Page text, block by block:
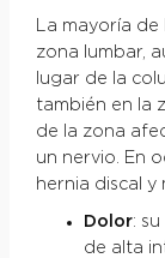
La mayoría
zona lumbar,
lugar de la
también en la
de la zona
un nervio. En
hernia discal y
Dolor:
de alta